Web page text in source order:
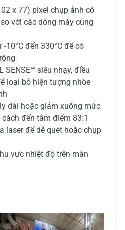
x 77) pixel chụp ảnh có
với các dòng máy cùng
10°C đến 330°C để có
SENSE™ siêu nhạy, điều
loại bỏ hiện tượng nhòe
dài hoặc giảm xuống mức
đến tâm điểm 83:1
laser để dễ quét hoặc chụp
vực nhiệt độ trên màn